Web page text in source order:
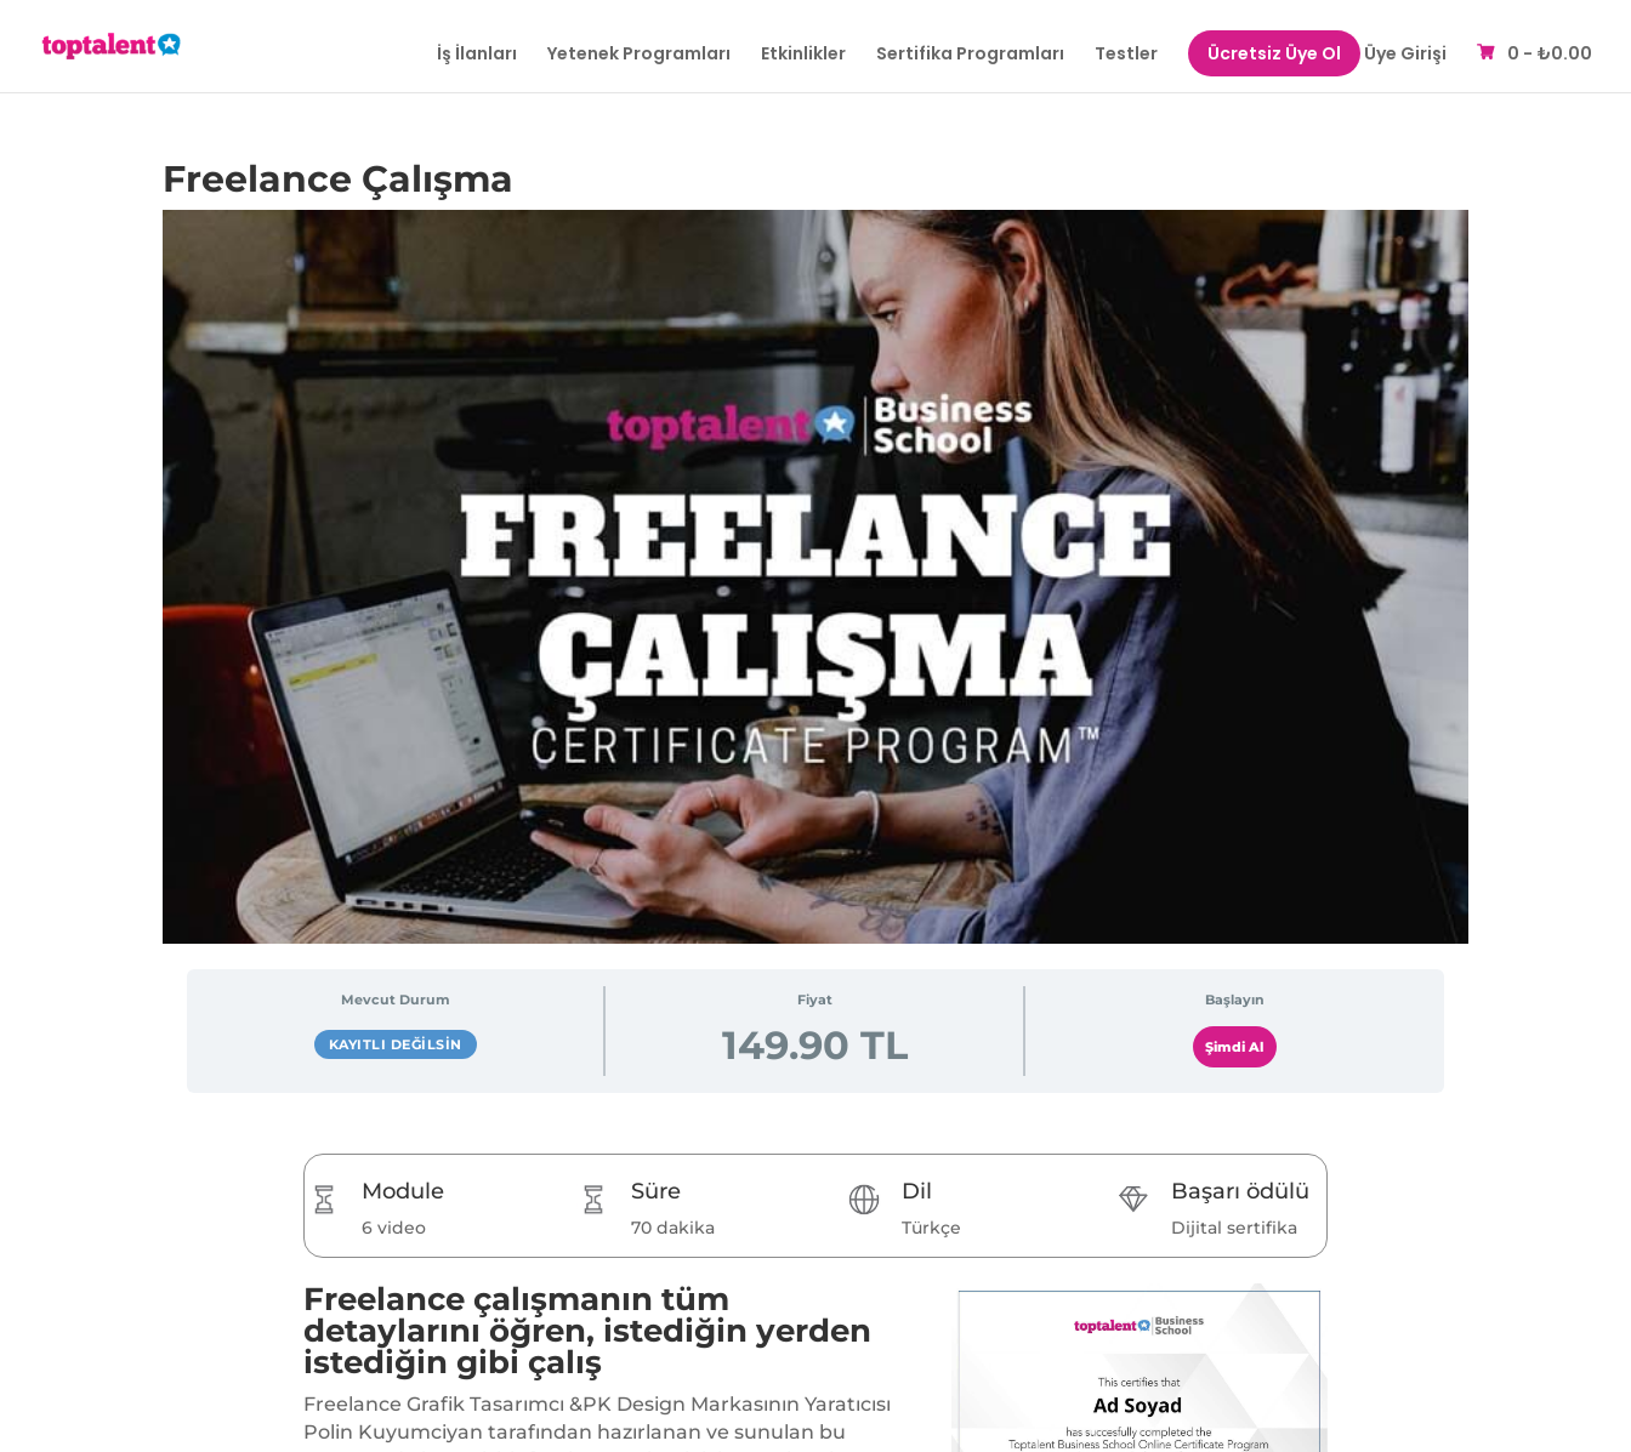
İş İlanları Yetenek Programları Etkinlikler Sertifika Programları Testler Ücretsiz Üye Ol Üye Girişi 0 - ₺0.00
Freelance Çalışma
Mevcut Durum
KAYITLI DEĞILSIN
Fiyat
149.90 TL
Başlayın
Şimdi Al
Module
6 video
Süre
70 dakika
Dil
Türkçe
Başarı ödülü
Dijital sertifika
Freelance çalışmanın tüm
detaylarını öğren, istediğin yerden
istediğin gibi çalış
Freelance Grafik Tasarımcı &PK Design Markasının Yaratıcısı
Polin Kuyumciyan tarafından hazırlanan ve sunulan bu